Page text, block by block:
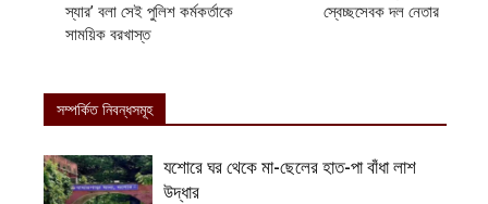
স্যার’ বলা সেই পুলিশ কর্মকর্তাকে
সাময়িক বরখাস্ত
স্বেচ্ছসেবক দল নেতার
সম্পর্কিত নিবন্ধসমূহ
যশোরে ঘর থেকে মা-ছেলের হাত-পা বাঁধা লাশ
উদ্ধার